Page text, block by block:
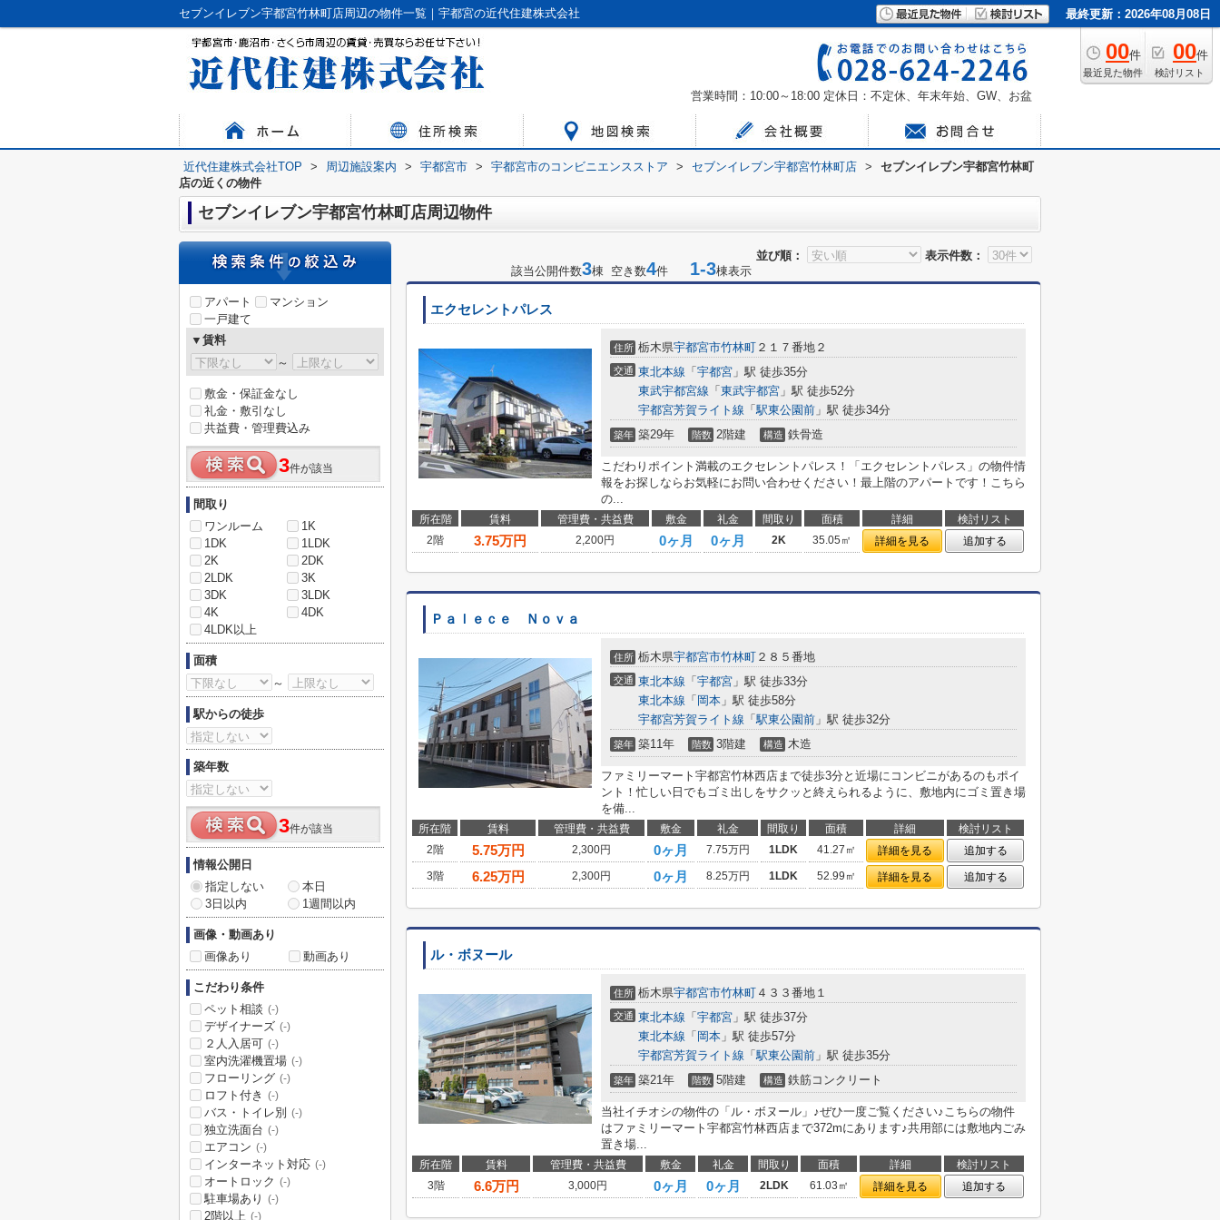
セブンイレブン宇都宮竹林町店周辺の物件一覧｜宇都宮の近代住建株式会社 最終更新：2026年08月08日
00件
最近見た物件
00件
検討リスト
営業時間：10:00～18:00 定休日：不定休、年末年始、GW、お盆
近代住建株式会社TOP > 周辺施設案内 > 宇都宮市 > 宇都宮市のコンビニエンスストア > セブンイレブン宇都宮竹林町店 >
セブンイレブン宇都宮竹林町
店の近くの物件
セブンイレブン宇都宮竹林町店周辺物件
並び順：
表示件数：
該当公開件数3棟 空き数4件 1-3棟表示
エクセレントパレス
住所 栃木県宇都宮市竹林町 ２１７番地２
交通 東北本線 「 宇都宮 」駅 徒歩35分
東武宇都宮線 「 東武宇都宮 」駅 徒歩52分
宇都宮芳賀ライト線 「駅東公園前 」駅 徒歩34分
築年 築29年 階数 2階建 構造 鉄骨造
こだわりポイント満載のエクセレントパレス！「エクセレントパレス」の物件情
報をお探しならお気軽にお問い合わせください！最上階のアパートです！こちら
の...
所在階 賃料 管理費・共益費 敷金 礼金 間取り 面積 詳細
検討リスト
2階
3.75万円 2,200円 0ヶ月 0ヶ月 2K 35.05㎡ 詳細を見る 追加する
Ｐａｌｅｃｅ Ｎｏｖａ
住所 栃木県宇都宮市竹林町 ２８５番地
交通 東北本線 「 宇都宮 」駅 徒歩33分
東北本線 「 岡本 」駅 徒歩58分
宇都宮芳賀ライト線 「駅東公園前 」駅 徒歩32分
築年 築11年 階数 3階建 構造 木造
ファミリーマート宇都宮竹林西店まで徒歩3分と近場にコンビニがあるのもポイ
ント！忙しい日でもゴミ出しをサクッと終えられるように、敷地内にゴミ置き場
を備...
所在階 賃料 管理費・共益費 敷金 礼金 間取り 面積 詳細
検討リスト
2階
5.75万円 2,300円 0ヶ月 7.75万円 1LDK 41.27㎡ 詳細を見る
追加する
3階
6.25万円 2,300円 0ヶ月 8.25万円 1LDK 52.99㎡ 詳細を見る 追加する
ル・ボヌール
住所 栃木県宇都宮市竹林町 ４３３番地１
交通 東北本線 「 宇都宮 」駅 徒歩37分
東北本線 「 岡本 」駅 徒歩57分
宇都宮芳賀ライト線 「駅東公園前 」駅 徒歩35分
築年 築21年 階数 5階建 構造 鉄筋コンクリート
当社イチオシの物件の「ル・ボヌール」♪ぜひ一度ご覧ください♪こちらの物件
はファミリーマート宇都宮竹林西店まで372mにあります♪共用部には敷地内ごみ
置き場...
所在階 賃料 管理費・共益費 敷金 礼金 間取り 面積 詳細
検討リスト
3階
6.6万円 3,000円 0ヶ月 0ヶ月 2LDK 61.03㎡ 詳細を見る 追加する
アパート
マンション
一戸建て
▼賃料
～
敷金・保証金なし
礼金・敷引なし
共益費・管理費込み
3件が該当
間取り
ワンルーム
1K
1DK
1LDK
2K
2DK
2LDK
3K
3DK
3LDK
4K
4DK
4LDK以上
面積
～
駅からの徒歩
築年数
3件が該当
情報公開日
指定しない
本日
3日以内
1週間以内
画像・動画あり
画像あり
動画あり
こだわり条件
ペット相談 (-)
デザイナーズ (-)
２人入居可 (-)
室内洗濯機置場 (-)
フローリング (-)
ロフト付き (-)
バス・トイレ別 (-)
独立洗面台 (-)
エアコン (-)
インターネット対応 (-)
オートロック (-)
駐車場あり (-)
2階以上 (-)